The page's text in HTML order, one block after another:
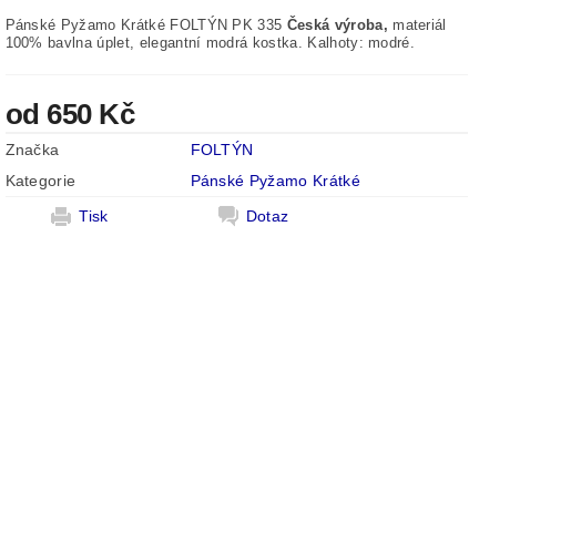
Pánské Pyžamo Krátké FOLTÝN PK 335 Česká výroba, materiál
100% bavlna úplet, elegantní modrá kostka. Kalhoty: modré.
od 650 Kč
Značka
FOLTÝN
Kategorie
Pánské Pyžamo Krátké
Tisk
Dotaz